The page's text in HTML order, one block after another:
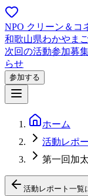
NPO クリーン＆コ
和歌山県わかやま
次回の活動参加募
らせ
参加する
ホーム
活動レポ
第一回加
活動レポート一覧